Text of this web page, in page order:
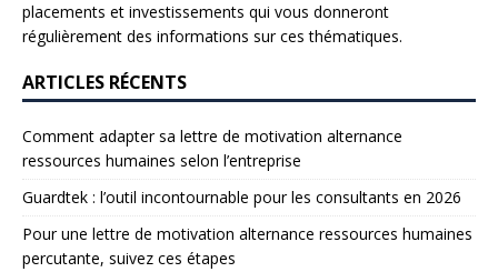
placements et investissements qui vous donneront
régulièrement des informations sur ces thématiques.
ARTICLES RÉCENTS
Comment adapter sa lettre de motivation alternance
ressources humaines selon l’entreprise
Guardtek : l’outil incontournable pour les consultants en 2026
Pour une lettre de motivation alternance ressources humaines
percutante, suivez ces étapes